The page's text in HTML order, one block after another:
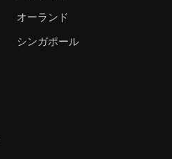
オーランド
シンガポール